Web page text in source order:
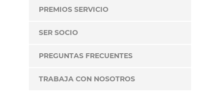
PREMIOS SERVICIO
SER SOCIO
PREGUNTAS FRECUENTES
TRABAJA CON NOSOTROS